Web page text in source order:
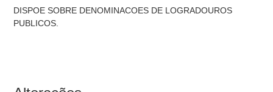
DISPOE SOBRE DENOMINACOES DE LOGRADOUROS
PUBLICOS.